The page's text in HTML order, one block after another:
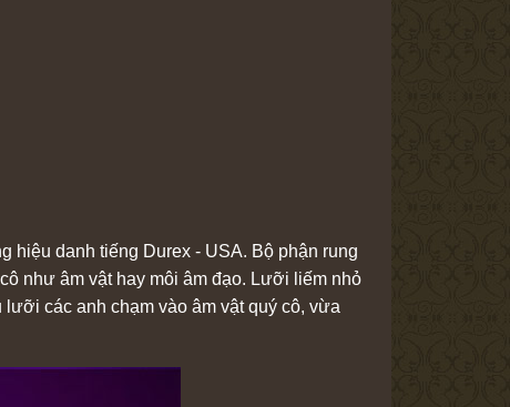
hiệu danh tiếng Durex - USA. Bộ phận rung
như âm vật hay môi âm đạo. Lưỡi liếm nhỏ
các anh chạm vào âm vật quý cô, vừa